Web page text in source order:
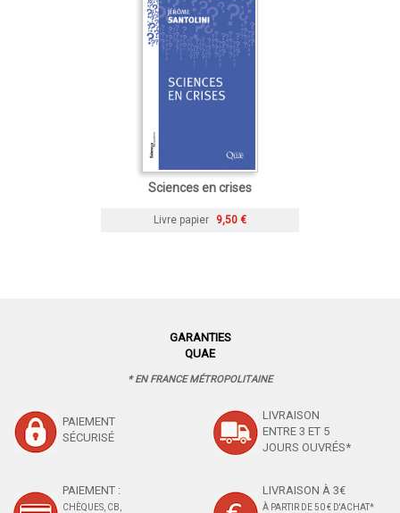
Sciences en crises
Livre papier 9,50 €
GARANTIES
QUAE
* EN FRANCE MÉTROPOLITAINE
PAIEMENT
SÉCURISÉ
LIVRAISON
ENTRE 3 ET 5
JOURS OUVRÉS*
PAIEMENT :
CHÈQUES, CB,
LIVRAISON À 3€
À PARTIR DE 50 € D'ACHAT*